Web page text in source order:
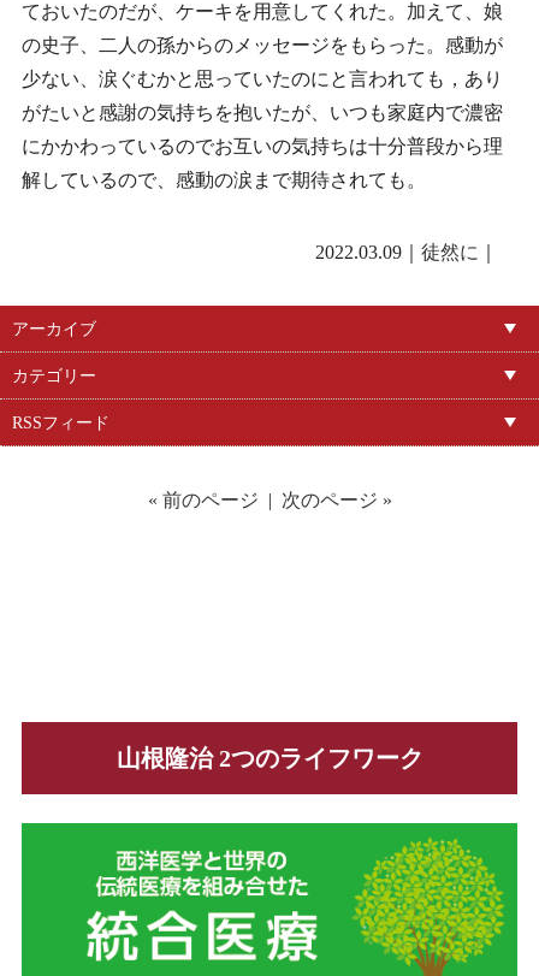
ておいたのだが、ケーキを用意してくれた。加えて、娘
の史子、二人の孫からのメッセージをもらった。感動が
少ない、涙ぐむかと思っていたのにと言われても，あり
がたいと感謝の気持ちを抱いたが、いつも家庭内で濃密
にかかわっているのでお互いの気持ちは十分普段から理
解しているので、感動の涙まで期待されても。
2022.03.09｜ 徒然に
アーカイブ
カテゴリー
RSSフィード
« 前のページ | 次のページ »
山根隆治 2つのライフワーク